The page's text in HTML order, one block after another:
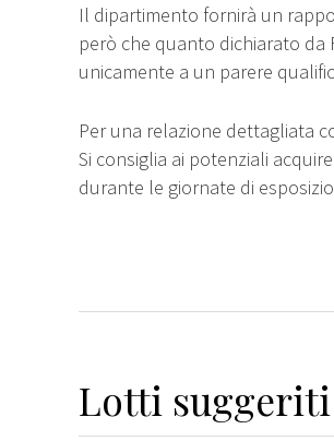
Il dipartimento fornirà un
però che quanto dichiarato
unicamente a un parere
Per una relazione dettagliata
Si consiglia ai potenziali
durante le giornate di
Lotti suggeriti